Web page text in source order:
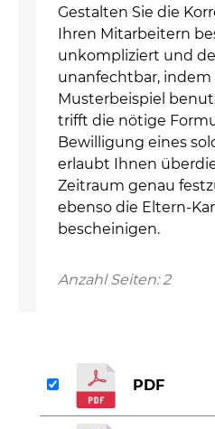
Gestalten Sie die
Ihren Mitarbeitern
unkompliziert und
unanfechtbar, indem
Musterbeispiel
trifft die nötige
Bewilligung eines
erlaubt Ihnen
Zeitraum genau
ebenso die Eltern-
bescheinigen.
Anzahl Seiten: 2
PDF